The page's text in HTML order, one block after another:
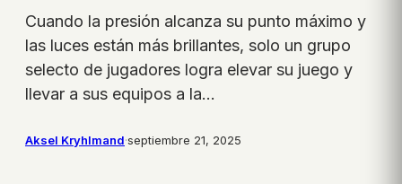
Cuando la presión alcanza su punto máximo y
las luces están más brillantes, solo un grupo
selecto de jugadores logra elevar su juego y
llevar a sus equipos a la…
Aksel Kryhlmand·septiembre 21, 2025